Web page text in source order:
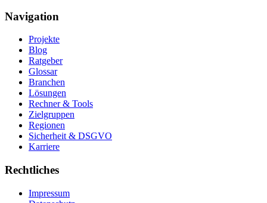
Navigation
Projekte
Blog
Ratgeber
Glossar
Branchen
Lösungen
Rechner & Tools
Zielgruppen
Regionen
Sicherheit & DSGVO
Karriere
Rechtliches
Impressum